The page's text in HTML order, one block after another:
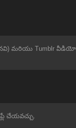
మరియు Tumblr వీడియో
చేయవచ్చు.